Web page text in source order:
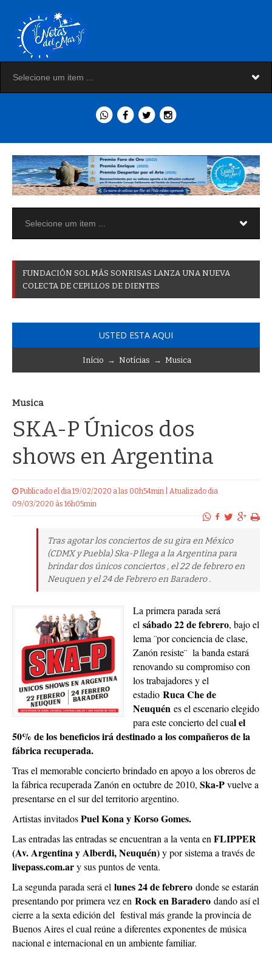
FUNDACIÓN SOL MÁS SONRISAS LANZA UNA NUEVA
COLECTA DE CEPILLOS DE DIENTES
USTED ESTA AQUI
Início → Notícias → Musica
Musica
SKA-P Únicos dos
shows en Argentina
Publicado el dia 19/02/2020 a las 00h54min | Atualizado dia
09/03/2020 às 16h05min
Tras agotar los conciertos de su gira en México
(CDMX y Puebla) Ska-P llega a la Argentina para
brindar dos únicos conciertos , el 22 de febrero en
Neuquen y el 24 de Febrero en Baradero .
La primera parada será
el sábado 22 de febrero, bajo el
lema ¨por conciencia de clase,
Zanón resiste¨ la banda estará
renovando su compromiso con
los trabajadores y el
estadio Ruca Che de
Neuquén es el escenario elegido
para este concierto del cual el
50% de los beneficios irá destinado a los compañeros de la
fábrica recuperada.
Tras el memorable concierto brindado en apoyo a los obreros de
la fábrica recuperada Zanón en octubre de 2010, Ska-Pvuelve a
presentarse en el sur del territorio argentino.
Artistas invitadosPuel Kona y Korso Gomes.
Las entradas las entradas se encuentran a la venta en FLIPPER
(Av. Argentina y Alberdi, Neuquén)y por sistema a través de
livepass.com.ary sus puntos de venta.
La segunda parada será el lunes 24 de febrero donde se estarán
presentando por primera vez en Rock en Baradero dando así el
cierre a la sexta edición del festival más grande la provincia de
Buenos Aires el cual reúne a diferentes exponentes de música
nacional e internacional en un ambiente familiar.